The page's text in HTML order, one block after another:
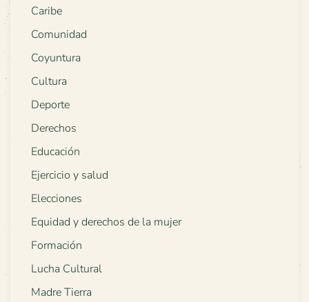
Caribe
Comunidad
Coyuntura
Cultura
Deporte
Derechos
Educación
Ejercicio y salud
Elecciones
Equidad y derechos de la mujer
Formación
Lucha Cultural
Madre Tierra